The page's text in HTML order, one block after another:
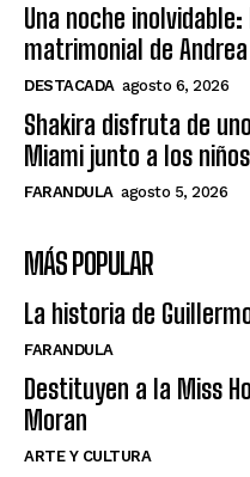
Una noche
matrimonial de
DESTACADA agosto 6, 2026
Shakira disfruta de
Miami junto a los
FARANDULA agosto 5, 2026
MÁS POPULAR
La historia de
FARANDULA
Destituyen a la Miss
Moran
ARTE Y CULTURA